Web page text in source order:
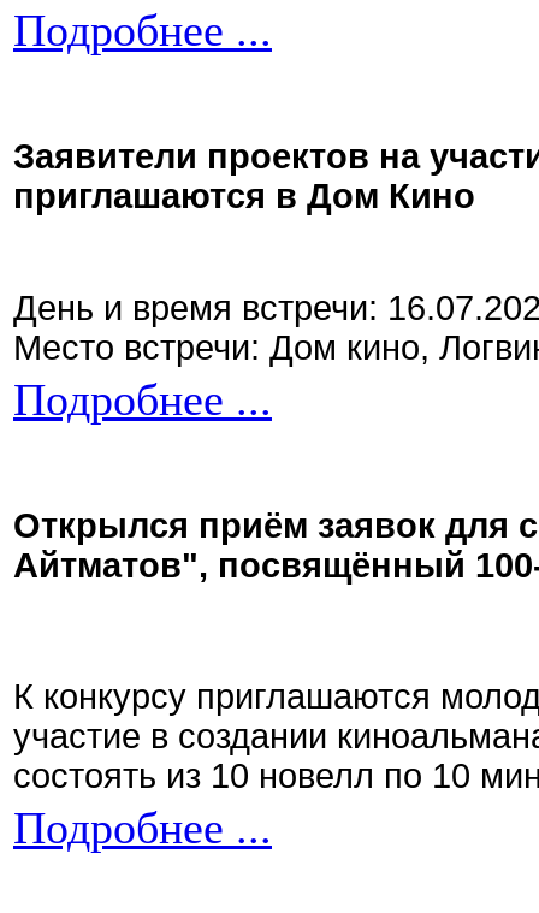
Подробнее ...
Заявители проектов на
приглашаются в Дом Кино
День и время встречи:
Место встречи: Дом кино,
Подробнее ...
Открылся приём заявок для
Айтматов", посвящённый
К конкурсу приглашаются
участие в создании
состоять из 10 новелл по 10
Подробнее ...